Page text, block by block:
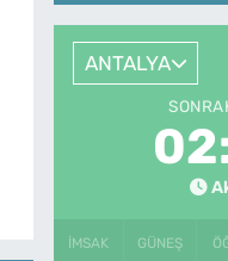
ANTALYA
İMSAK GÜNEŞ